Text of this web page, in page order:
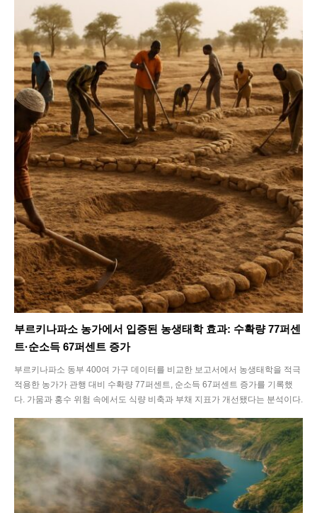
부르키나파소 농가에서 입증된 농생태학 효과: 수확량 77퍼센
트·순소득 67퍼센트 증가
부르키나파소 동부 400여 가구 데이터를 비교한 보고서에서 농생태학을 적극
적용한 농가가 관행 대비 수확량 77퍼센트, 순소득 67퍼센트 증가를 기록했
다. 가뭄과 홍수 위험 속에서도 식량 비축과 부채 지표가 개선됐다는 분석이다.